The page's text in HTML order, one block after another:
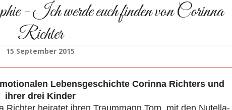
- Ich werde euch finden von Corinna
Richter
15 September 2015
Lebensgeschichte Corinna Richters und
ihrer drei Kinder
Richter heiratet ihren Traummann Tom, mit den Nutella-